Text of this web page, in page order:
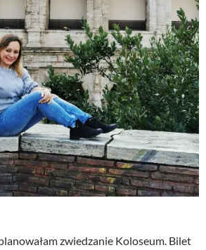
zwiedzanie Koloseum. Bilet